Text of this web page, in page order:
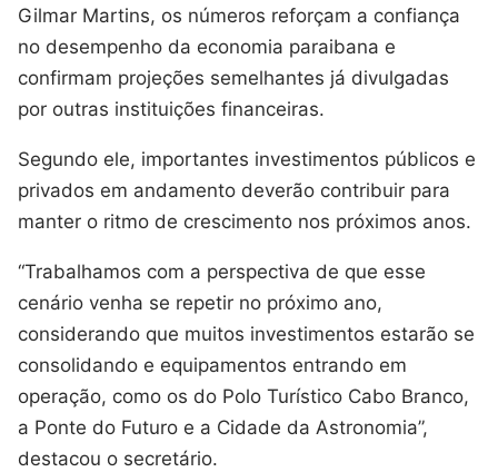
Gilmar Martins, os números reforçam a confiança
no desempenho da economia paraibana e
confirmam projeções semelhantes já divulgadas
por outras instituições financeiras.
Segundo ele, importantes investimentos públicos e
privados em andamento deverão contribuir para
manter o ritmo de crescimento nos próximos anos.
“Trabalhamos com a perspectiva de que esse
cenário venha se repetir no próximo ano,
considerando que muitos investimentos estarão se
consolidando e equipamentos entrando em
operação, como os do Polo Turístico Cabo Branco,
a Ponte do Futuro e a Cidade da Astronomia”,
destacou o secretário.